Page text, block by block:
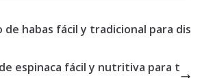
de habas fácil y tradicional para dis
espinaca fácil y nutritiva para t